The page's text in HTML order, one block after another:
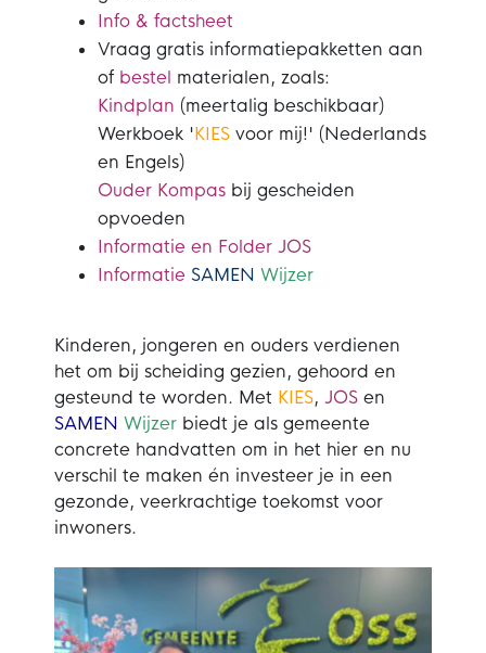
Info & factsheet
Vraag gratis informatiepakketten aan
of bestel materialen, zoals:
Kindplan (meertalig beschikbaar)
Werkboek 'KIES voor mij!' (Nederlands
en Engels)
Ouder Kompas bij gescheiden
opvoeden
Informatie en Folder JOS
Informatie SAMEN Wijzer
Kinderen, jongeren en ouders verdienen
het om bij scheiding gezien, gehoord en
gesteund te worden. Met KIES, JOS en
SAMEN Wijzer biedt je als gemeente
concrete handvatten om in het hier en nu
verschil te maken én investeer je in een
gezonde, veerkrachtige toekomst voor
inwoners.